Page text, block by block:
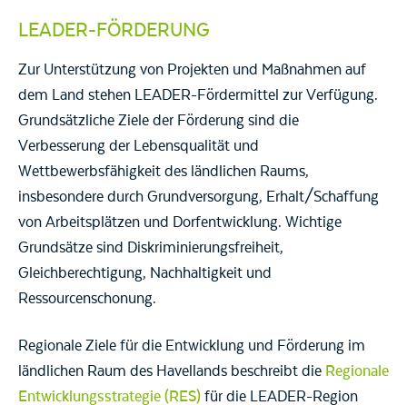
LEADER-FÖRDERUNG
Zur Unterstützung von Projekten und Maßnahmen auf
dem Land stehen LEADER-Fördermittel zur Verfügung.
Grundsätzliche Ziele der Förderung sind die
Verbesserung der Lebensqualität und
Wettbewerbsfähigkeit des ländlichen Raums,
insbesondere durch Grundversorgung, Erhalt/Schaffung
von Arbeitsplätzen und Dorfentwicklung. Wichtige
Grundsätze sind Diskriminierungsfreiheit,
Gleichberechtigung, Nachhaltigkeit und
Ressourcenschonung.
Regionale Ziele für die Entwicklung und Förderung im
ländlichen Raum des Havellands beschreibt die Regionale
Entwicklungsstrategie (RES) für die LEADER-Region